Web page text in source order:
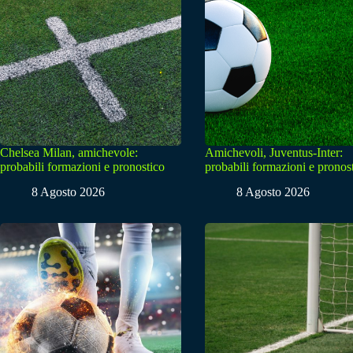
Chelsea Milan, amichevole:
probabili formazioni e pronostico
8 Agosto 2026
Amichevoli, Juventus-Inter:
probabili formazioni e
8 Agosto 2026